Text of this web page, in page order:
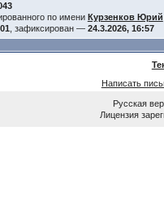
по имени Курзенков Юрий
, зафиксирован — 24.3.2026, 16:57
Написать
Русская
Лицензия